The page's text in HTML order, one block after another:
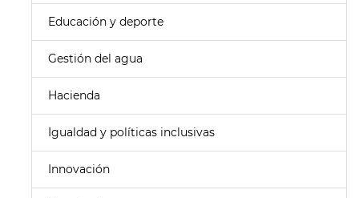
Educación y deporte
Gestión del agua
Hacienda
Igualdad y políticas inclusivas
Innovación